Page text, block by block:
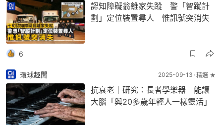
認知障礙翁離家失蹤 警「智蹤計
劃」定位裝置尋人 惟訊號突消失
6
環球趣聞 2025-09-13 精選 ★
抗衰老｜研究：長者學樂器 能讓
大腦「與20多歲年輕人一樣靈活」